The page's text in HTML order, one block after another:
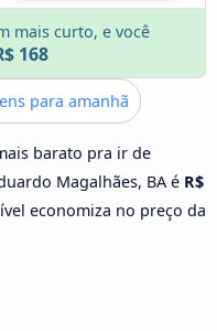
mais curto, e você
168
para amanhã
barato pra ir de
Magalhães, BA é R$
economiza no preço da